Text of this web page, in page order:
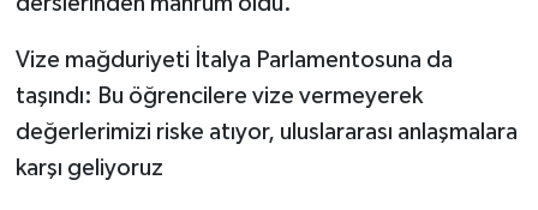
Vize mağduriyeti İtalya Parlamentosuna da
taşındı: Bu öğrencilere vize vermeyerek
değerlerimizi riske atıyor, uluslararası anlaşmalara
karşı geliyoruz